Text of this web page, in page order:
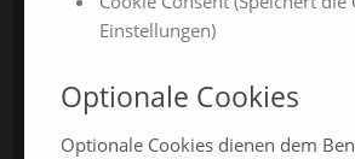
ChamlandBau
ChamlandCareer
ONLINE-JAHRESMESSEN
Einstellungen)
Optionale Cookies
Optionale Cookies dienen dem